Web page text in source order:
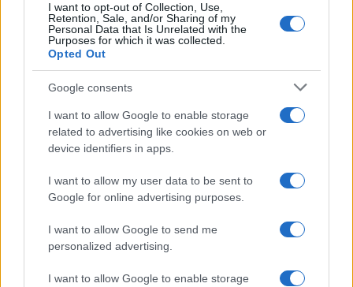
I want to opt-out of Collection, Use,
Retention, Sale, and/or Sharing of my
Personal Data that Is Unrelated with the
Purposes for which it was collected.
Opted Out
Google consents
I want to allow Google to enable storage
related to advertising like cookies on web or
device identifiers in apps.
I want to allow my user data to be sent to
Google for online advertising purposes.
I want to allow Google to send me
personalized advertising.
I want to allow Google to enable storage
NEWS
Petrolio in calo: Brent a 91,82$, ribassi a due cifre per greggio
Andrea Innocenti · 5 Ago 2026